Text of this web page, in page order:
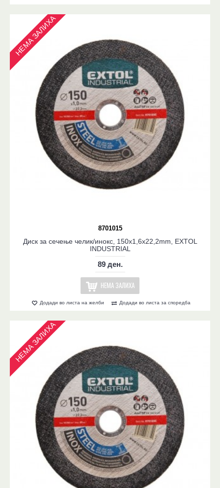
8701015
НЕМА ЗАЛИХА
Диск за сечење челик/инокс, 150x1,6x22,2mm, EXTOL
INDUSTRIAL
89 ден.
НЕМА ЗАЛИХА
Додади во листа на желби Додади во листа за споредба
НЕМА ЗАЛИХА